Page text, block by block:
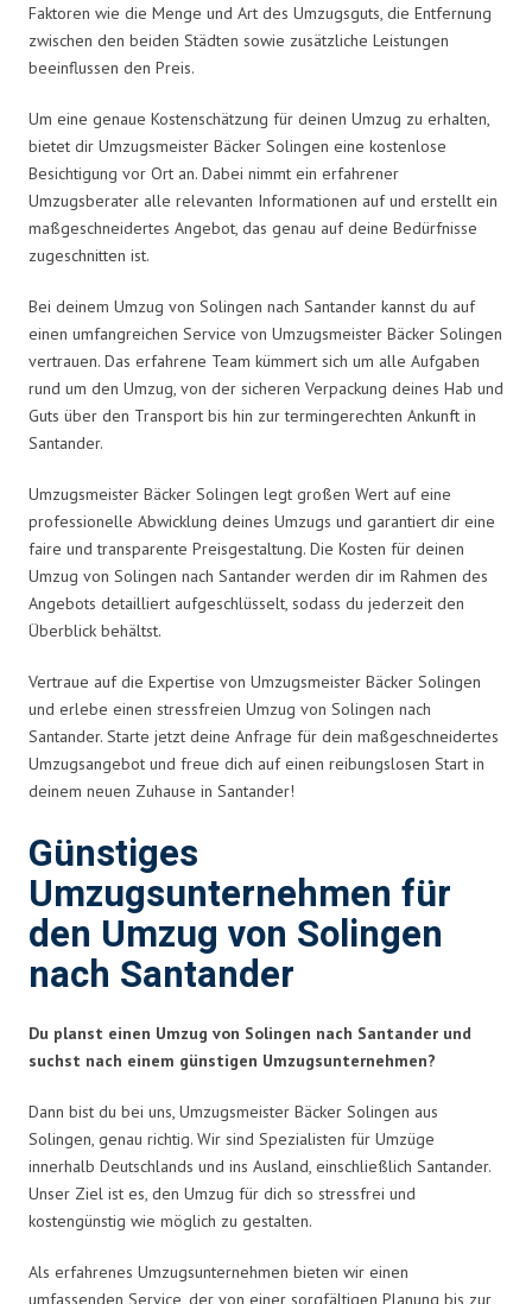
Faktoren wie die Menge und Art des Umzugsguts, die Entfernung
zwischen den beiden Städten sowie zusätzliche Leistungen
beeinflussen den Preis.
Um eine genaue Kostenschätzung für deinen Umzug zu erhalten,
bietet dir Umzugsmeister Bäcker Solingen eine kostenlose
Besichtigung vor Ort an. Dabei nimmt ein erfahrener
Umzugsberater alle relevanten Informationen auf und erstellt ein
maßgeschneidertes Angebot, das genau auf deine Bedürfnisse
zugeschnitten ist.
Bei deinem Umzug von Solingen nach Santander kannst du auf
einen umfangreichen Service von Umzugsmeister Bäcker Solingen
vertrauen. Das erfahrene Team kümmert sich um alle Aufgaben
rund um den Umzug, von der sicheren Verpackung deines Hab und
Guts über den Transport bis hin zur termingerechten Ankunft in
Santander.
Umzugsmeister Bäcker Solingen legt großen Wert auf eine
professionelle Abwicklung deines Umzugs und garantiert dir eine
faire und transparente Preisgestaltung. Die Kosten für deinen
Umzug von Solingen nach Santander werden dir im Rahmen des
Angebots detailliert aufgeschlüsselt, sodass du jederzeit den
Überblick behältst.
Vertraue auf die Expertise von Umzugsmeister Bäcker Solingen
und erlebe einen stressfreien Umzug von Solingen nach
Santander. Starte jetzt deine Anfrage für dein maßgeschneidertes
Umzugsangebot und freue dich auf einen reibungslosen Start in
deinem neuen Zuhause in Santander!
Günstiges
Umzugsunternehmen für
den Umzug von Solingen
nach Santander
Du planst einen Umzug von Solingen nach Santander und
suchst nach einem günstigen Umzugsunternehmen?
Dann bist du bei uns, Umzugsmeister Bäcker Solingen aus
Solingen, genau richtig. Wir sind Spezialisten für Umzüge
innerhalb Deutschlands und ins Ausland, einschließlich Santander.
Unser Ziel ist es, den Umzug für dich so stressfrei und
kostengünstig wie möglich zu gestalten.
Als erfahrenes Umzugsunternehmen bieten wir einen
umfassenden Service, der von einer sorgfältigen Planung bis zur